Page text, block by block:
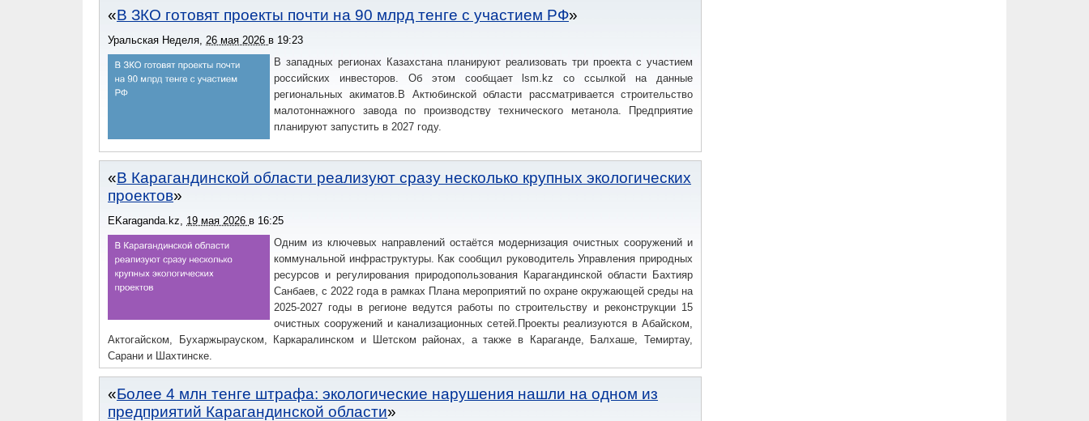
В ЗКО готовят проекты почти на 90 млрд тенге с участием РФ
Уральская Неделя, 26 мая 2026 в 19:23
В западных регионах Казахстана планируют реализовать три проекта с участием
российских инвесторов. Об этом сообщает lsm.kz со ссылкой на данные
региональных акиматов.В Актюбинской области рассматривается строительство
малотоннажного завода по производству технического метанола. Предприятие
планируют запустить в 2027 году.
В Карагандинской области реализуют сразу несколько крупных экологических
проектов
EKaraganda.kz, 19 мая 2026 в 16:25
Одним из ключевых направлений остаётся модернизация очистных сооружений и
коммунальной инфраструктуры. Как сообщил руководитель Управления природных
ресурсов и регулирования природопользования Карагандинской области Бахтияр
Санбаев, с 2022 года в рамках Плана мероприятий по охране окружающей среды на
2025-2027 годы в регионе ведутся работы по строительству и реконструкции 15
очистных сооружений и канализационных сетей.Проекты реализуются в Абайском,
Актогайском, Бухаржырауском, Каркаралинском и Шетском районах, а также в Караганде, Балхаше, Темиртау,
Сарани и Шахтинске.
Более 4 млн тенге штрафа: экологические нарушения нашли на одном из
предприятий Карагандинской области